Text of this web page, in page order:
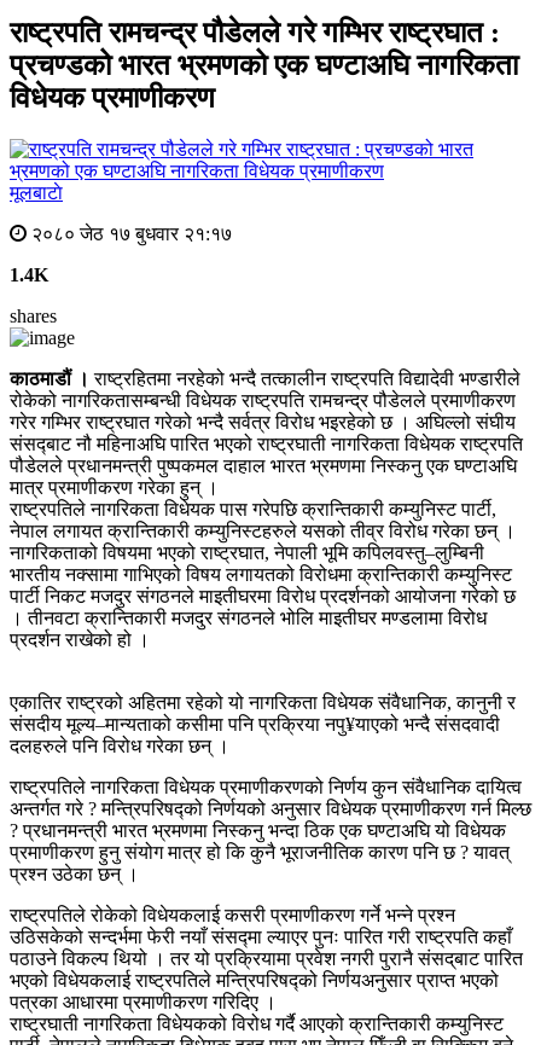
राष्ट्रपति रामचन्द्र पौडेलले गरे गम्भिर राष्ट्रघात :
प्रचण्डको भारत भ्रमणको एक घण्टाअघि नागरिकता
विधेयक प्रमाणीकरण
मूलबाटाे
२०८० जेठ १७ बुधवार २१:१७
1.4K
shares
काठमाडौं । राष्ट्रहितमा नरहेको भन्दै तत्कालीन राष्ट्रपति विद्यादेवी भण्डारीले
रोकेको नागरिकतासम्बन्धी विधेयक राष्ट्रपति रामचन्द्र पौडेलले प्रमाणीकरण
गरेर गम्भिर राष्ट्रघात गरेको भन्दै सर्वत्र विरोध भइरहेको छ । अघिल्लो संघीय
संसद्‍बाट नौ महिनाअघि पारित भएको राष्ट्रघाती नागरिकता विधेयक राष्ट्रपति
पौडेलले प्रधानमन्त्री पुष्पकमल दाहाल भारत भ्रमणमा निस्कनु एक घण्टाअघि
मात्र प्रमाणीकरण गरेका हुन् ।
राष्ट्रपतिले नागरिकता विधेयक पास गरेपछि क्रान्तिकारी कम्युनिस्ट पार्टी,
नेपाल लगायत क्रान्तिकारी कम्युनिस्टहरुले यसको तीव्र विरोध गरेका छन् ।
नागरिकताको विषयमा भएको राष्ट्रघात, नेपाली भूमि कपिलवस्तु–लुम्बिनी
भारतीय नक्सामा गाभिएको विषय लगायतको विरोधमा क्रान्तिकारी कम्युनिस्ट
पार्टी निकट मजदुर संगठनले माइतीघरमा विरोध प्रदर्शनको आयोजना गरेको छ
। तीनवटा क्रान्तिकारी मजदुर संगठनले भोलि माइतीघर मण्डलामा विरोध
प्रदर्शन राखेको हो ।
एकातिर राष्ट्रको अहितमा रहेको यो नागरिकता विधेयक संवैधानिक, कानुनी र
संसदीय मूल्य–मान्यताको कसीमा पनि प्रक्रिया नपु¥याएको भन्दै संसदवादी
दलहरुले पनि विरोध गरेका छन् ।
राष्ट्रपतिले नागरिकता विधेयक प्रमाणीकरणको निर्णय कुन संवैधानिक दायित्व
अन्तर्गत गरे ? मन्त्रिपरिषद्को निर्णयको अनुसार विधेयक प्रमाणीकरण गर्न मिल्छ
? प्रधानमन्त्री भारत भ्रमणमा निस्कनु भन्दा ठिक एक घण्टाअघि यो विधेयक
प्रमाणीकरण हुनु संयोग मात्र हो कि कुनै भूराजनीतिक कारण पनि छ ? यावत्
प्रश्न उठेका छन् ।
राष्ट्रपतिले रोकेको विधेयकलाई कसरी प्रमाणीकरण गर्ने भन्ने प्रश्न
उठिसकेको सन्दर्भमा फेरी नयाँ संसद्‍मा ल्याएर पुनः पारित गरी राष्ट्रपति कहाँ
पठाउने विकल्प थियो । तर यो प्रक्रियामा प्रवेश नगरी पुरानै संसद‍्‍बाट पारित
भएको विधेयकलाई राष्ट्रपतिले मन्त्रिपरिषद्को निर्णयअनुसार प्राप्त भएको
पत्रका आधारमा प्रमाणीकरण गरिदिए ।
राष्ट्रघाती नागरिकता विधेयकको विरोध गर्दै आएको क्रान्तिकारी कम्युनिस्ट